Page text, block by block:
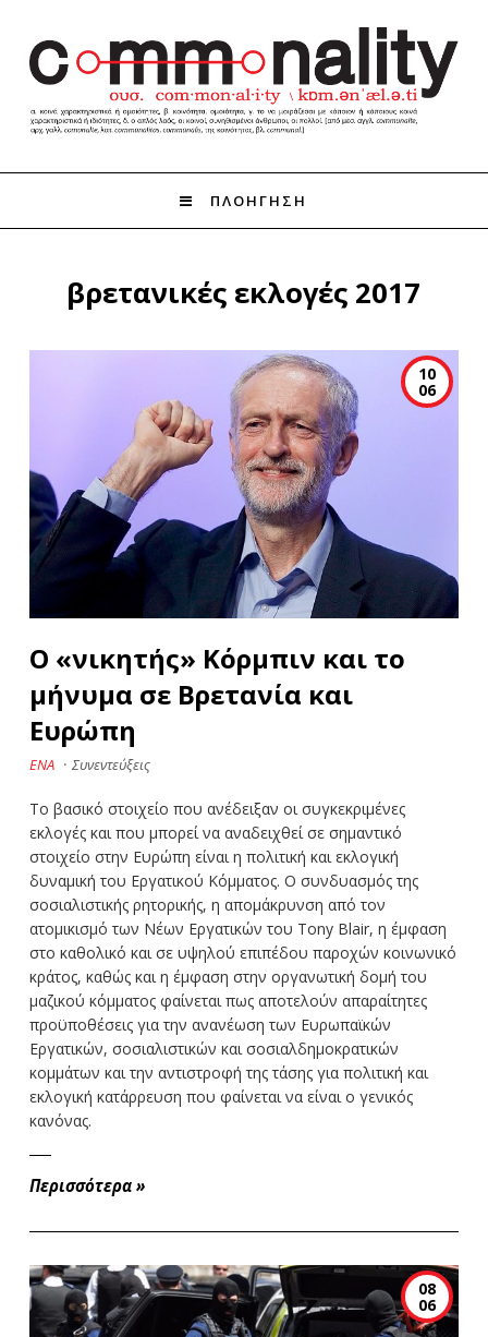
ΠΛΟΗΓΗΣΗ
βρετανικές εκλογές 2017
10
06
Ο «νικητής» Κόρμπιν και το
μήνυμα σε Βρετανία και
Ευρώπη
ΕΝΑ · Συνεντεύξεις
Το βασικό στοιχείο που ανέδειξαν οι συγκεκριμένες
εκλογές και που μπορεί να αναδειχθεί σε σημαντικό
στοιχείο στην Ευρώπη είναι η πολιτική και εκλογική
δυναμική του Εργατικού Κόμματος. Ο συνδυασμός της
σοσιαλιστικής ρητορικής, η απομάκρυνση από τον
ατομικισμό των Νέων Εργατικών του Τony Blair, η έμφαση
στο καθολικό και σε υψηλού επιπέδου παροχών κοινωνικό
κράτος, καθώς και η έμφαση στην οργανωτική δομή του
μαζικού κόμματος φαίνεται πως αποτελούν απαραίτητες
προϋποθέσεις για την ανανέωση των Ευρωπαϊκών
Εργατικών, σοσιαλιστικών και σοσιαλδημοκρατικών
κομμάτων και την αντιστροφή της τάσης για πολιτική και
εκλογική κατάρρευση που φαίνεται να είναι ο γενικός
κανόνας.
Περισσότερα »
08
06